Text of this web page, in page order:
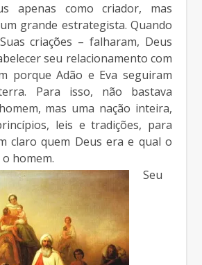
apenas como criador, mas
grande estrategista. Quando
criações – falharam, Deus
seu relacionamento com
porque Adão e Eva seguiram
Para isso, não bastava
mas uma nação inteira,
leis e tradições, para
claro quem Deus era e qual o
homem.
Seu